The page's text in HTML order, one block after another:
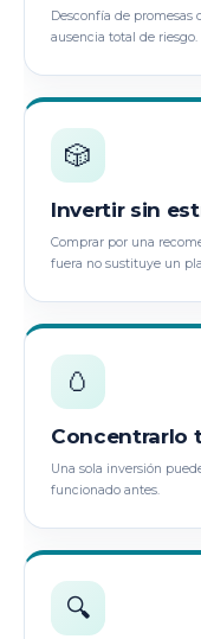
Desconfía de promesas
ausencia total de riesgo.
🎲
Invertir sin
Comprar por una
fuera no sustituye un
🥚
Concentrarlo
Una sola inversión
funcionado antes.
🔍